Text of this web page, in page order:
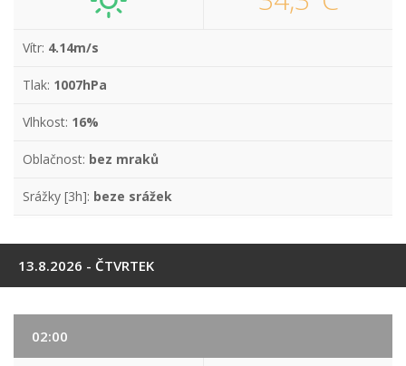
Vítr: 4.14m/s
Tlak: 1007hPa
Vlhkost: 16%
Oblačnost: bez mraků
Srážky [3h]: beze srážek
13.8.2026 - ČTVRTEK
02:00